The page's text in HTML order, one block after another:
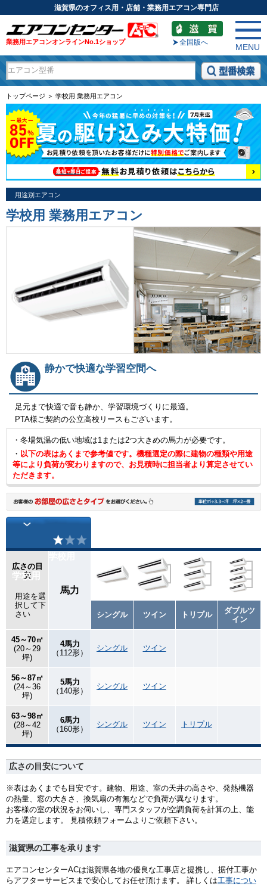
滋賀県のオフィス用・店舗・業務用エアコン専門店
業務用エアコンオンラインNo.1ショップ 全国版へ
MENU
トップページ ＞ 学校用 業務用エアコン
用途別エアコン
学校用 業務用エアコン
静かで快適な学習空間へ
足元まで快適で音も静か、学習環境づくりに最適。
PTA様ご契約の公立高校リースもございます。
・冬場気温の低い地域は1または2つ大きめの馬力が必要です。
・ 以下の表はあくまで参考値です。機種選定の際に建物の種類や用途
等により負荷が変わりますので、お見積時に担当者より算定させてい
ただきます。
学校用
広さの目
安
用途を選
択して下
さい
馬力
シングル ツイン トリプル
ダブルツ
イン
45～70㎡
(20～29
坪)
4馬力
（112形）
シングル ツイン
56～87㎡
(24～36
坪)
5馬力
（140形）
シングル ツイン
63～98㎡
(28～42
坪)
6馬力
（160形）
シングル ツイン トリプル
広さの目安について
※表はあくまでも目安です。建物、用途、室の天井の高さや、発熱機器
の熱量、窓の大きさ、換気扇の有無などで負荷が異なります。
お客様の室の状況をお伺いし、専門スタッフが空調負荷を計算の上、能
力を選定します。 見積依頼フォームよりご依頼下さい。
滋賀県の工事を承ります
エアコンセンターACは滋賀県各地の優良な工事店と提携し、据付工事か
らアフターサービスまで安心してお任せ頂けます。 詳しくは工事につい